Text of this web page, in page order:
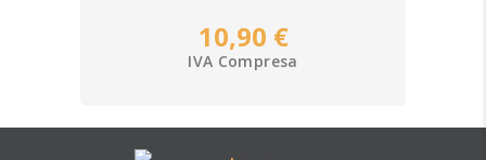
10,90 €
IVA Compresa